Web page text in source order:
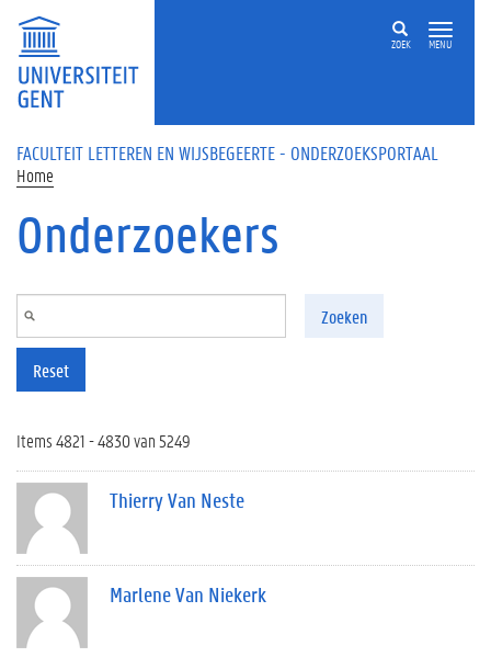
Overslaan en naar de inhoud gaan
ZOEK MENU
FACULTEIT LETTEREN EN WIJSBEGEERTE - ONDERZOEKSPORTAAL
Home
Onderzoekers
Zoeken
Reset
Items 4821 - 4830 van 5249
Thierry Van Neste
Marlene Van Niekerk